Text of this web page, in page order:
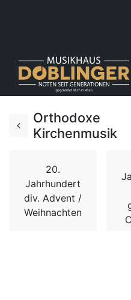
Orthodoxe
Kirchenmusik
20.
Jahrhundert
div. Advent /
Weihnachten